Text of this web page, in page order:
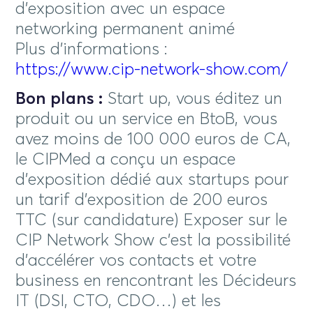
d’exposition avec un espace
networking permanent animé
Plus d’informations :
https://www.cip-network-show.com/
Bon plans : Start up, vous éditez un
produit ou un service en BtoB, vous
avez moins de 100 000 euros de CA,
le CIPMed a conçu un espace
d’exposition dédié aux startups pour
un tarif d’exposition de 200 euros
TTC (sur candidature) Exposer sur le
CIP Network Show c’est la possibilité
d’accélérer vos contacts et votre
business en rencontrant les Décideurs
IT (DSI, CTO, CDO…) et les